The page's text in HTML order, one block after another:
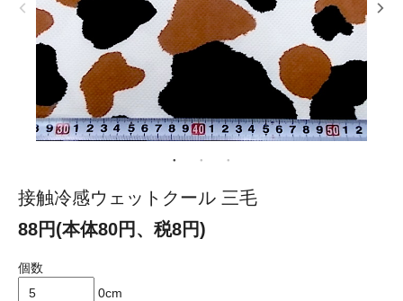
接触冷感ウェットクール 三毛
88円(本体80円、税8円)
個数
0cm